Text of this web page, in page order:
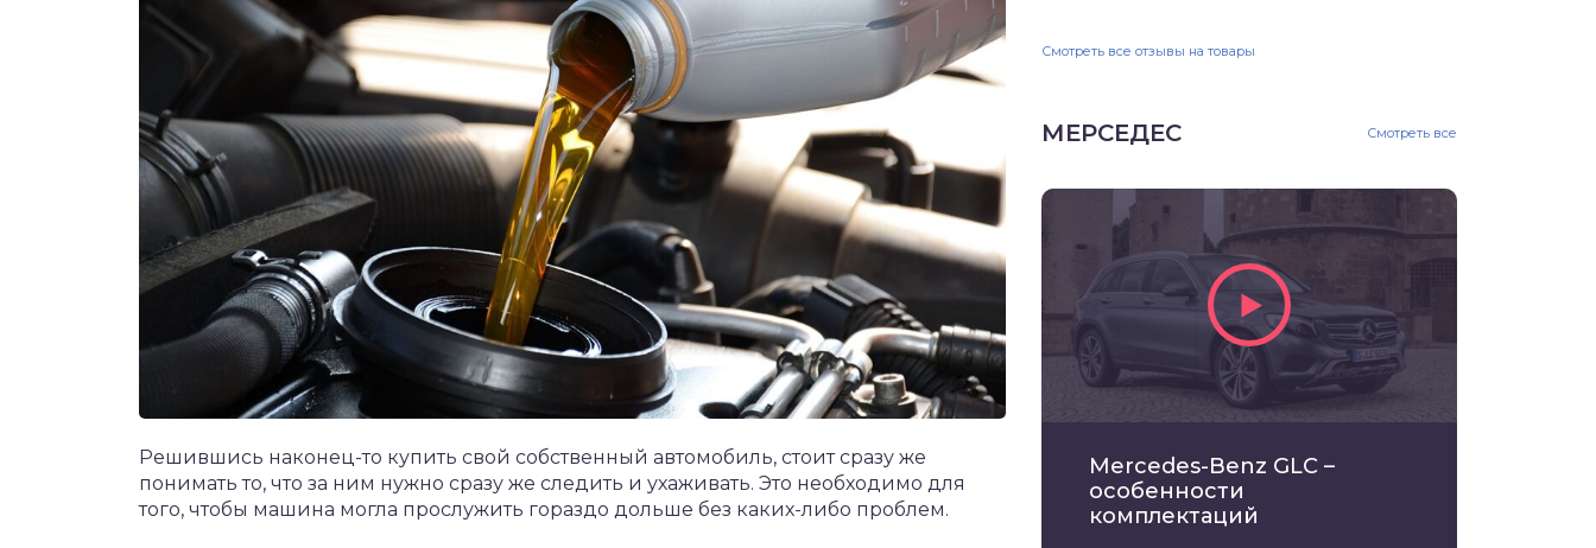
Решившись наконец-то купить свой собственный автомобиль, стоит сразу же
понимать то, что за ним нужно сразу же следить и ухаживать. Это необходимо для
того, чтобы машина могла прослужить гораздо дольше без каких-либо проблем.
Смотреть все отзывы на товары
МЕРСЕДЕС Смотреть все
Mercedes-Benz GLC –
особенности
комплектаций